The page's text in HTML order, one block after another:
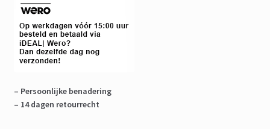
– Persoonlijke benadering
– 14 dagen retourrecht